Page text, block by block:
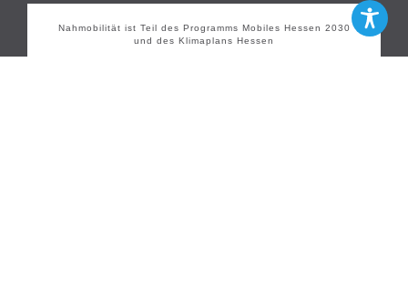
Nahmobilität ist Teil des Programms Mobiles Hessen 2030
und des Klimaplans Hessen